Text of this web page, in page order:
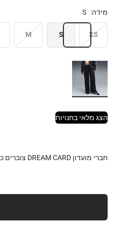
מידה: S
XS
S
M
הצג מלאי בחנויות
חברי מועדון DREAM CARD צוברים כ -